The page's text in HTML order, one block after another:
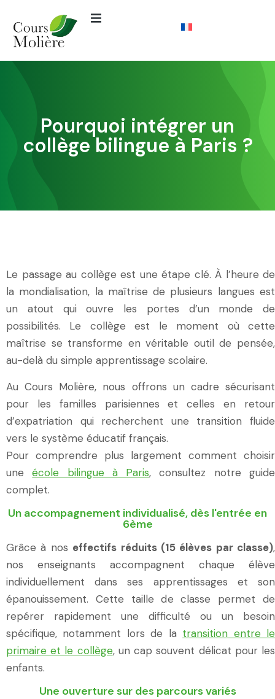
Pourquoi intégrer un
collège bilingue à Paris ?
Le passage au collège est une étape clé. À l’heure de
la mondialisation, la maîtrise de plusieurs langues est
un atout qui ouvre les portes d’un monde de
possibilités. Le collège est le moment où cette
maîtrise se transforme en véritable outil de pensée,
au-delà du simple apprentissage scolaire.
Au Cours Molière, nous offrons un cadre sécurisant
pour les familles parisiennes et celles en retour
d’expatriation qui recherchent une transition fluide
vers le système éducatif français.
Pour comprendre plus largement comment choisir
uneécole bilingue à Paris, consultez notre guide
complet.
Un accompagnement individualisé, dès l'entrée en
6ème
Grâce à nos effectifs réduits (15 élèves par classe),
nos enseignants accompagnent chaque élève
individuellement dans ses apprentissages et son
épanouissement. Cette taille de classe permet de
repérer rapidement une difficulté ou un besoin
spécifique, notamment lors de la transition entre le
primaire et le collège, un cap souvent délicat pour les
enfants.
Une ouverture sur des parcours variés